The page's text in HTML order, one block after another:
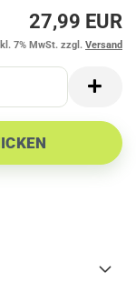
27,99 EUR
7% MwSt. zzgl. Versand